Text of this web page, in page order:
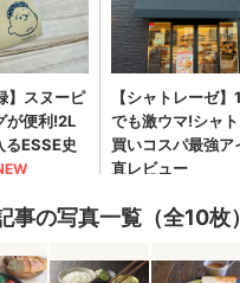
事の写真一覧（全10枚）